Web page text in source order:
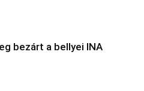
bezárt a bellyei INA